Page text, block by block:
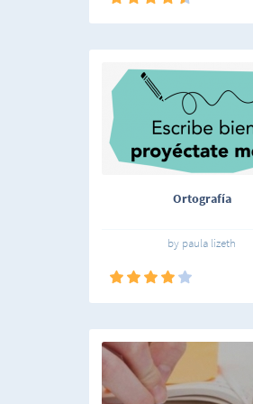
Ortografía
by paula lizeth